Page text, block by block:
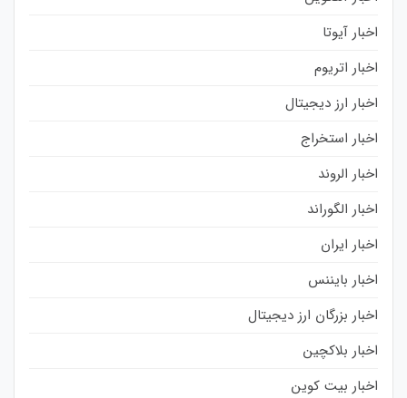
اخبار آیوتا
اخبار اتریوم
اخبار ارز دیجیتال
اخبار استخراج
اخبار الروند
اخبار الگوراند
اخبار ایران
اخبار بایننس
اخبار بزرگان ارز دیجیتال
اخبار بلاکچین
اخبار بیت کوین